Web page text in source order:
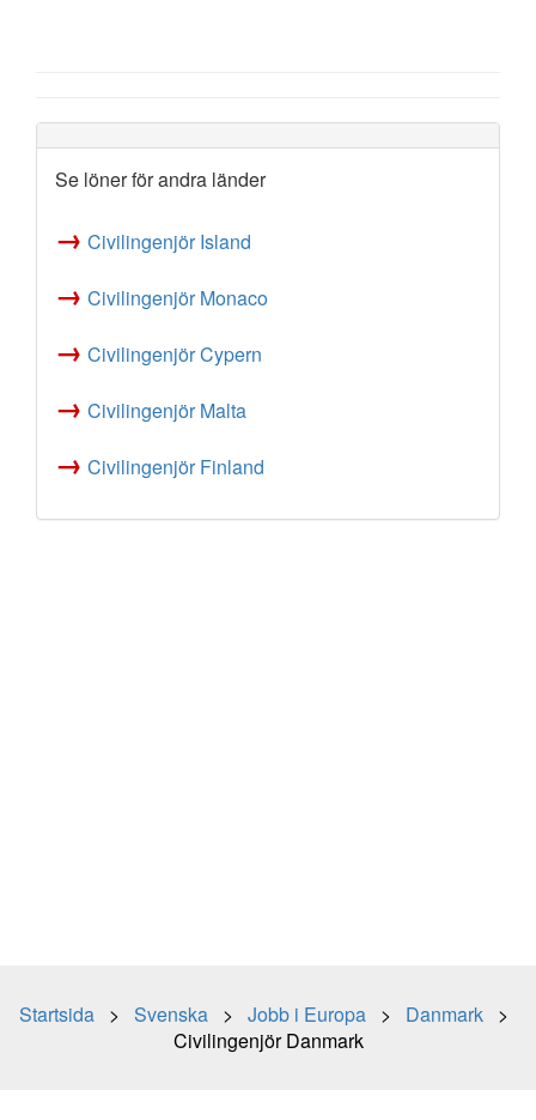
Se löner för andra länder
→ Civilingenjör Island
→ Civilingenjör Monaco
→ Civilingenjör Cypern
→ Civilingenjör Malta
→ Civilingenjör Finland
Startsida> Svenska> Jobb i Europa> Danmark>
Civilingenjör Danmark